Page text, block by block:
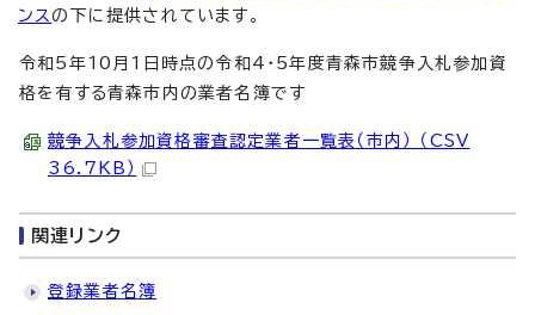
ンスの下に提供されています。
令和5年10月1日時点の令和4・5年度青森市競争入札参加資
格を有する青森市内の業者名簿です
競争入札参加資格審査認定業者一覧表（市内） （CSV
36.7KB）
関連リンク
登録業者名簿